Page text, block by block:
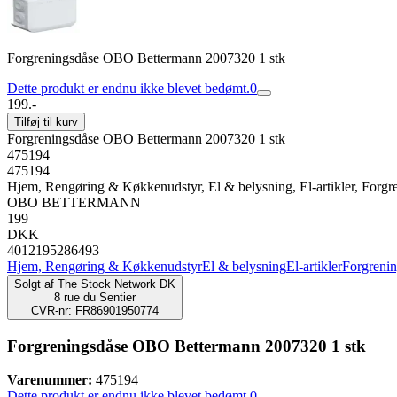
Forgreningsdåse OBO Bettermann 2007320 1 stk
Dette produkt er endnu ikke blevet bedømt.0
199.-
Tilføj til kurv
Forgreningsdåse OBO Bettermann 2007320 1 stk
475194
475194
Hjem, Rengøring & Køkkenudstyr, El & belysning, El-artikler,
OBO BETTERMANN
199
DKK
4012195286493
Hjem, Rengøring & KøkkenudstyrEl & belysningEl-artikler
Solgt af The Stock Network DK
8 rue du Sentier
CVR-nr: FR86901950774
Forgreningsdåse OBO Bettermann 2007320 1 stk
Varenummer: 475194